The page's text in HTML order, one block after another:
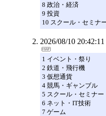
8 政治・経済
9 投資
10 スクール・セミナ
2026/08/10 20:42:11
1 イベント・祭り
2 鉄道・飛行機
3 仮想通貨
4 競馬・ギャンブル
5 スクール・セミナー
6 ネット・IT技術
7 ゲーム